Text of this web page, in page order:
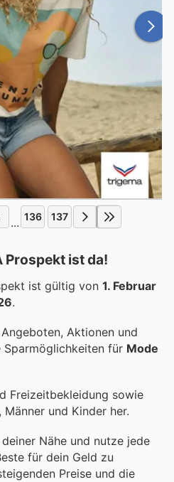
... 136 137
Prospekt ist da!
ist gültig von 1. Februar
.
Aktionen und
für Mode
Freizeitbekleidung sowie
und Kinder her.
deiner Nähe und nutze jede
für dein Geld zu
Preise und die